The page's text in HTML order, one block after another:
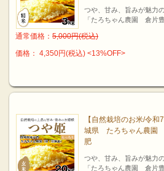
つや、甘み、旨みが魅力
「たろちゃん農園 倉片
通常価格： 5,000円(税込)
価格： 4,350円(税込) <13%OFF>
【自然栽培のお米/令
城県 たろちゃん農園
肥
つや、甘み、旨みが魅力
「たろちゃん農園 倉片